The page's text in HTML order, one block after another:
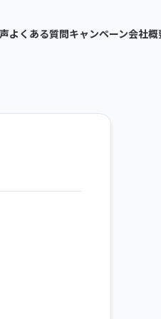
よくある質問キャンペーン会社概